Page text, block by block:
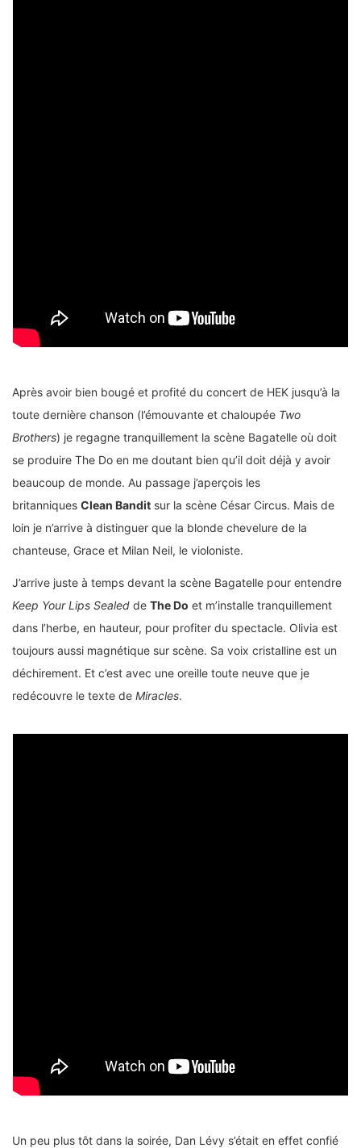
Après avoir bien bougé et profité du concert de HEK jusqu’à la
toute dernière chanson (l’émouvante et chaloupée Two
Brothers) je regagne tranquillement la scène Bagatelle où doit
se produire The Do en me doutant bien qu’il doit déjà y avoir
beaucoup de monde. Au passage j’aperçois les
britanniques Clean Bandit sur la scène César Circus. Mais de
loin je n’arrive à distinguer que la blonde chevelure de la
chanteuse, Grace et Milan Neil, le violoniste.
J’arrive juste à temps devant la scène Bagatelle pour entendre
Keep Your Lips Sealed de The Do et m’installe tranquillement
dans l’herbe, en hauteur, pour profiter du spectacle. Olivia est
toujours aussi magnétique sur scène. Sa voix cristalline est un
déchirement. Et c’est avec une oreille toute neuve que je
redécouvre le texte de Miracles.
Un peu plus tôt dans la soirée, Dan Lévy s’était en effet confié